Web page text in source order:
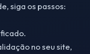
siga os passos:
no seu site,